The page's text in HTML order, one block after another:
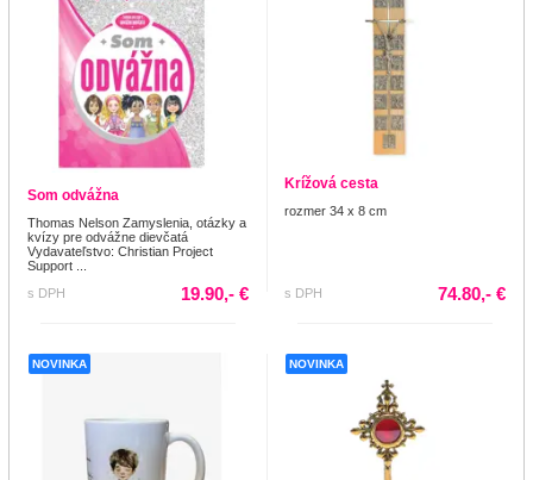
Som odvážna
Thomas Nelson Zamyslenia, otázky a
kvízy pre odvážne dievčatá
Vydavateľstvo: Christian Project
Support ...
s DPH
19.90,- €
Krížová cesta
rozmer 34 x 8 cm
s DPH 74.80,- €
NOVINKA NOVINKA